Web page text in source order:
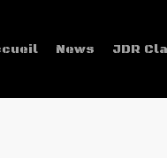
News JDR